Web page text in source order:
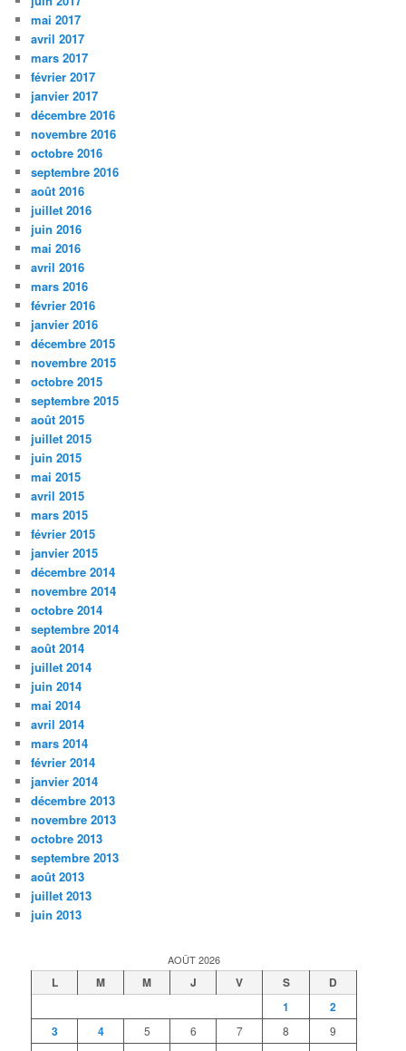
mai 2017
avril 2017
mars 2017
février 2017
janvier 2017
décembre 2016
novembre 2016
octobre 2016
septembre 2016
août 2016
juillet 2016
juin 2016
mai 2016
avril 2016
mars 2016
février 2016
janvier 2016
décembre 2015
novembre 2015
octobre 2015
septembre 2015
août 2015
juillet 2015
juin 2015
mai 2015
avril 2015
mars 2015
février 2015
janvier 2015
décembre 2014
novembre 2014
octobre 2014
septembre 2014
août 2014
juillet 2014
juin 2014
mai 2014
avril 2014
mars 2014
février 2014
janvier 2014
décembre 2013
novembre 2013
octobre 2013
septembre 2013
août 2013
juillet 2013
juin 2013
AOÛT 2026
L M M J V S
D
1
2
3
4 5 6 7 8
9